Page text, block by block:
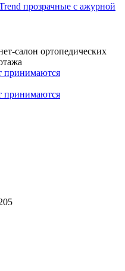
прозрачные с ажурной
салон ортопедических
принимаются
принимаются